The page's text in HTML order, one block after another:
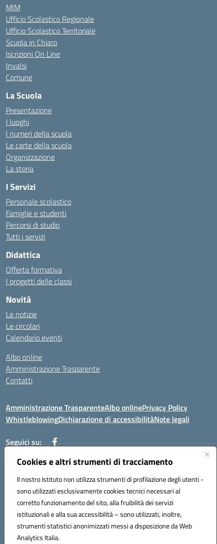
Cookies e altri strumenti di tracciamento
Il nostro Istituto non utilizza strumenti di profilazione degli utenti -
sono utilizzati esclusivamente cookies tecnici necessari al
corretto funzionamento del sito, alla fruibilità dei servizi
istituzionali e alla sua accessibilità – sono utilizzati, inoltre,
strumenti statistici anonimizzati messi a disposizione da Web
Analytics Italia.
MIM
Ufficio Scolastico Regionale
Ufficio Scolastico Territoriale
Scuola in Chiaro
Iscrizioni On Line
Invalsi
Comune
La Scuola
Presentazione
I luoghi
I numeri della scuola
Le carte della scuola
Organizzazione
La storia
I Servizi
Personale scolastico
Famiglie e studenti
Percorsi di studio
Tutti i servizi
Didattica
Offerta formativa
I progetti delle classi
Novità
Le notizie
Le circolari
Calendario eventi
Albo online
Amministrazione Trasparente
Contatti
Amministrazione TrasparenteAlbo onlinePrivacy Policy
WhistleblowingDichiarazione di accessibilitàNote legali
Seguici su:
Telefono: 0881814875
Mail: fgic86100g@istruzione.it PEC: fgic86100g@pec.istruzione.it
Codice univoco ufficio: UF0Y26 Codice IPA: istsc_fgic86100g
Codice meccanografico: FGIC86100G
Codice fiscale: 80030630711